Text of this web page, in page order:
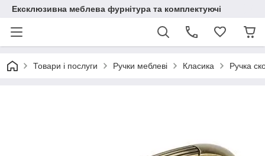
Ексклюзивна меблева фурнітура та комплектуючі
Товари і послуги Ручки меблеві Класика Ручка